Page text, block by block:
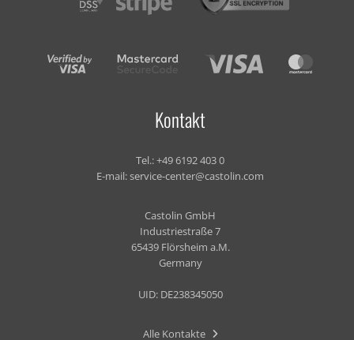
Kontakt
Tel.:+49 6192 403 0
E-mail:service-center@castolin.com
Castolin GmbH
Industriestraße 7
65439 Flörsheim a.M.
Germany
UID: DE238345050
Alle Kontakte